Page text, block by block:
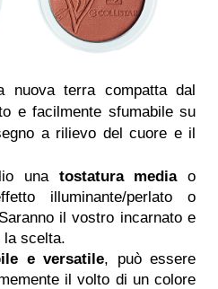
nuova terra compatta dal
e facilmente sfumabile su
a rilievo del cuore e il
una tostatura mediao
illuminante/perlato o
il vostro incarnato e
la scelta.
e versatile, può essere
il volto di un colore